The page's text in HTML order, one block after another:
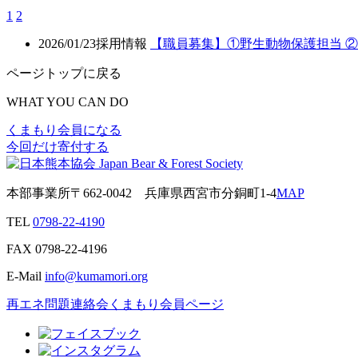
1 2
2026/01/23採用情報 【職員募集】①野生動物保護担当
ページトップに戻る
WHAT YOU CAN DO
くまもり会員になる
今回だけ寄付する
本部事業所〒662-0042 兵庫県西宮市分銅町1-4MAP
TEL 0798-22-4190
FAX 0798-22-4196
E-Mail info@kumamori.org
再エネ問題連絡会 くまもり会員ページ